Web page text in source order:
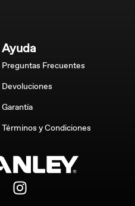
Ayuda
Preguntas Frecuentes
Devoluciones
Garantía
Términos y Condiciones